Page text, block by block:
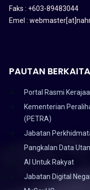
Faks : +603-89483044
Emel :
PAUTAN
Portal Rasmi
Kementerian
(PETRA)
Jabatan
Pangkalan Data
AI Untuk Rakyat
Jabatan Digital